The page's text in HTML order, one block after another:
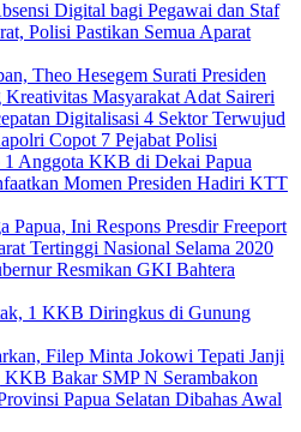
Digital bagi Pegawai dan Staf
Polisi Pastikan Semua Aparat
Theo Hesegem Surati Presiden
Masyarakat Adat Saireri
Digitalisasi 4 Sektor Terwujud
Copot 7 Pejabat Polisi
1 Anggota KKB di Dekai Papua
Momen Presiden Hadiri KTT
Papua, Ini Respons Presdir Freeport
Tertinggi Nasional Selama 2020
Resmikan GKI Bahtera
1 KKB Diringkus di Gunung
Filep Minta Jokowi Tepati Janji
Bakar SMP N Serambakon
Papua Selatan Dibahas Awal